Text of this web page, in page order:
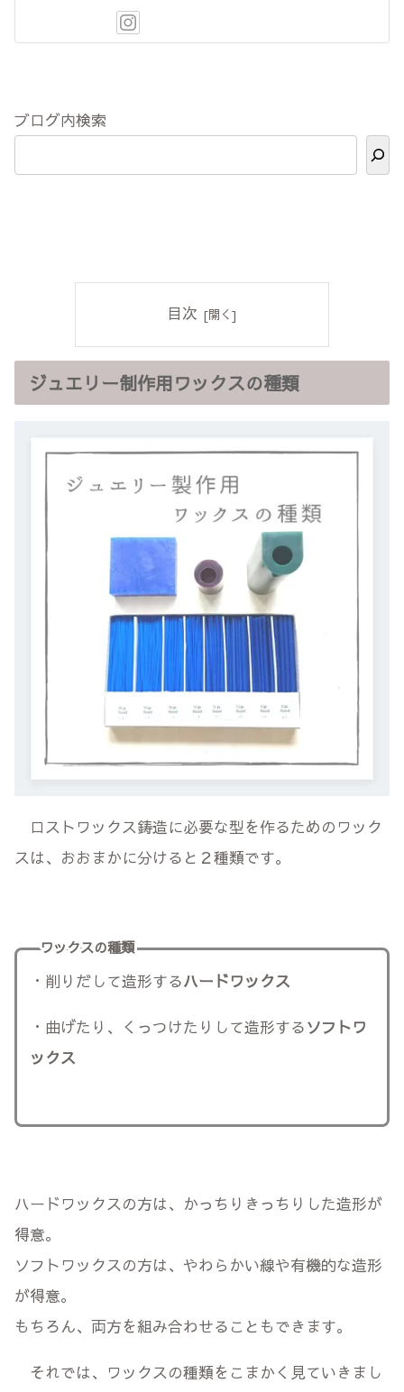
ブログ内検索
目次
ジュエリー制作用ワックスの種類
ロストワックス鋳造に必要な型を作るためのワック
スは、おおまかに分けると２種類です。
ワックスの種類
・削りだして造形するハードワックス
・曲げたり、くっつけたりして造形するソフトワ
ックス
ハードワックスの方は、かっちりきっちりした造形が
得意。
ソフトワックスの方は、やわらかい線や有機的な造形
が得意。
もちろん、両方を組み合わせることもできます。
それでは、ワックスの種類をこまかく見ていきまし